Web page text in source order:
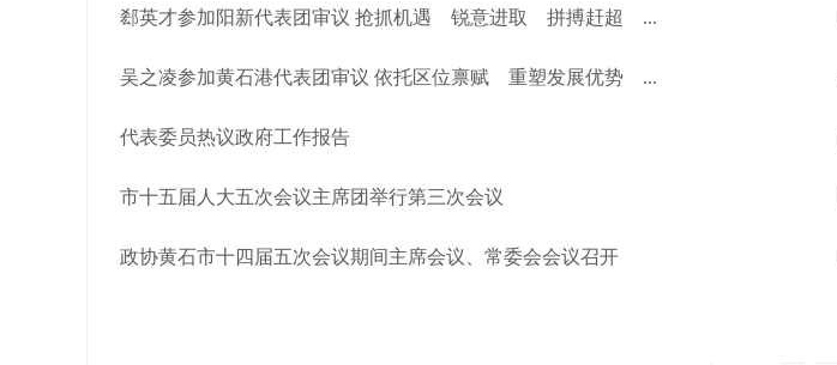
郄英才参加阳新代表团审议 抢抓机遇 锐意进取 拼搏赶超 ...
吴之凌参加黄石港代表团审议 依托区位禀赋 重塑发展优势 ...
代表委员热议政府工作报告
市十五届人大五次会议主席团举行第三次会议
政协黄石市十四届五次会议期间主席会议、常委会会议召开